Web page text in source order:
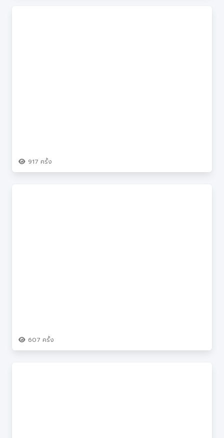
917 ครั้ง
607 ครั้ง